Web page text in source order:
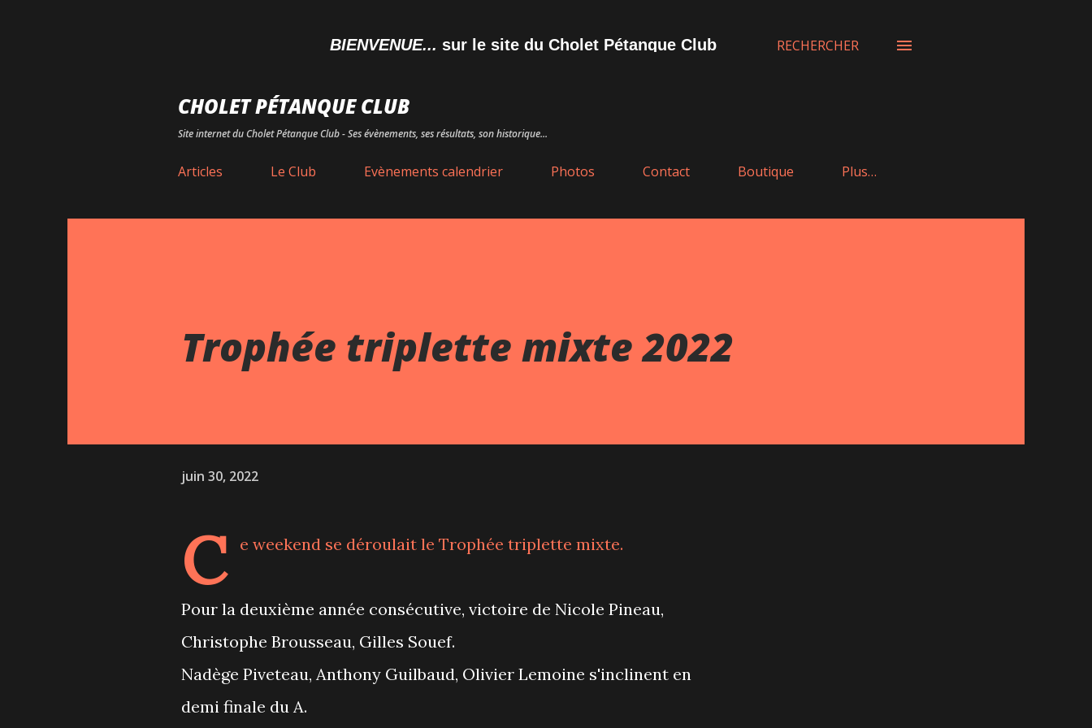
BIENVENUE...sur le site du Cholet Pétanque Club
CHOLET PÉTANQUE CLUB
Site internet du Cholet Pétanque Club - Ses évènements, ses résultats, son historique...
RECHERCHER
Articles Le Club Evènements calendrier Photos Contact Boutique Plus…
Trophée triplette mixte 2022
juin 30, 2022
C e weekend se déroulait le Trophée triplette mixte.
Pour la deuxième année consécutive, victoire de Nicole Pineau,
Christophe Brousseau, Gilles Souef.
Nadège Piveteau, Anthony Guilbaud, Olivier Lemoine s'inclinent en
demi finale du A.